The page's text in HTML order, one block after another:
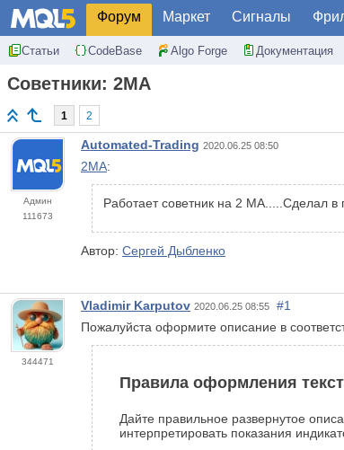
Форум Маркет Сигналы
Статьи CodeBase Algo Forge Документация
Советники: 2MA
1 2
Админ
111673
Automated-Trading 2020.06.25 08:50
2MA:
Работает советник на 2 МА.....Сделал
Автор: Сергей Дыбленко
344471
Vladimir Karputov 2020.06.25 08:55
#1
Пожалуйста оформите описание в
Правила оформления
Дайте правильное развернутое
интерпретировать показания